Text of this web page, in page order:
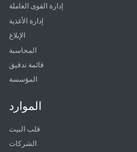
إدارة القوى العاملة
إدارة الأغذية
الإبلاغ
المحاسبة
قائمة تدقيق
المؤسسة
الموارد
قلب البيت
الشركات